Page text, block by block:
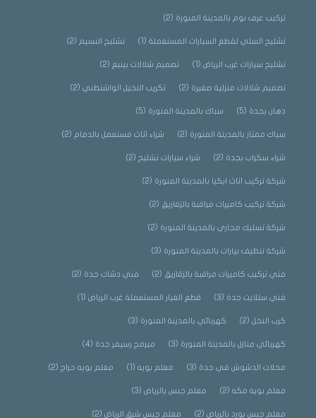
تركيب غرف نوم بالمدينة المنورة (2)
تشليح السلي لقطع السيارات المستعملة(1) تشليح النسيم(2)
تشليح سيارات غرب الرياض(1) تصميم شلالات بينبع (2)
تصميم شلالات منزلية صغيرة (2) تكريب النخيل الواشنطني(2)
دهان بجدة (5) سباك بالمدينة المنورة (5)
سباك ممتاز بالمدينة المنورة (2) شراء اثاث مستعمل بالدمام(2)
شراء سكراب بجدة (2) شراء سيارات تشليح (2)
شركة تركيب اثاث ايكيا بالمدينة المنورة (2)
شركة تركيب كاميرات مراقبة بالزقازيق (2)
شركة تسليك مجاري بالمدينة المنورة (2)
شركة تنظيف بيارات بالمدينة المنورة (3)
فني تركيب كاميرات مراقبة بالزقازيق (2) فني دشات جدة (2)
فني ستلايت جدة (3) قطع الغيار المستعملة غرب الرياض(1)
كرب النخل(2) كهربائي بالمدينة المنورة (3)
كهربائي منازل بالمدينة المنورة (3) مبرمج رسيفر جدة (4)
محلات الدشوش في جدة (3) معلم بويه(1) معلم بويه حراج (2)
معلم بويه مكه(2) معلم جبس بالرياض(3)
معلم جبس بورد بالرياض(2) معلم جبس شرق الرياض(2)